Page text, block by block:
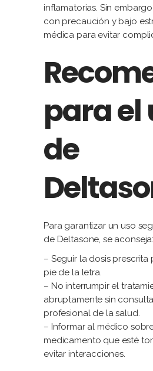
inflamatorias. Sin
con precaución y bajo
médica para evitar
para el
de
Para garantizar un uso
de Deltasone, se aconseja:
– Seguir la dosis
pie de la letra.
– No interrumpir el
abruptamente sin
profesional de la salud.
– Informar al médico
medicamento que esté
evitar interacciones.